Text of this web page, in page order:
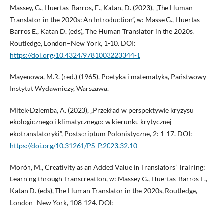
Massey, G., Huertas-Barros, E., Katan, D. (2023), „The Human
Translator in the 2020s: An Introduction”, w: Masse G., Huertas-
Barros E., Katan D. (eds), The Human Translator in the 2020s,
Routledge, London–New York, 1-10. DOI:
https://doi.org/10.4324/9781003223344-1
Mayenowa, M.R. (red.) (1965), Poetyka i matematyka, Państwowy
Instytut Wydawniczy, Warszawa.
Mitek-Dziemba, A. (2023), „Przekład w perspektywie kryzysu
ekologicznego i klimatycznego: w kierunku krytycznej
ekotranslatoryki”, Postscriptum Polonistyczne, 2: 1-17. DOI:
https://doi.org/10.31261/PS_P.2023.32.10
Morón, M., Creativity as an Added Value in Translators’ Training:
Learning through Transcreation, w: Massey G., Huertas-Barros E.,
Katan D. (eds), The Human Translator in the 2020s, Routledge,
London–New York, 108-124. DOI: